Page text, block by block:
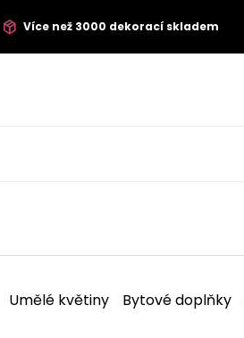
Více než 3000 dekorací skladem
Umělé květiny Bytové doplňky